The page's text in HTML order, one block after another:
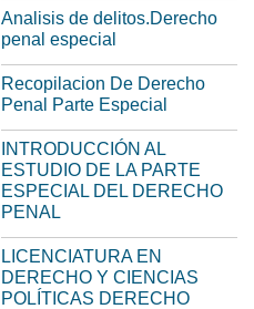
Analisis de delitos.Derecho
penal especial
Recopilacion De Derecho
Penal Parte Especial
INTRODUCCIÓN AL
ESTUDIO DE LA PARTE
ESPECIAL DEL DERECHO
PENAL
LICENCIATURA EN
DERECHO Y CIENCIAS
POLÍTICAS DERECHO